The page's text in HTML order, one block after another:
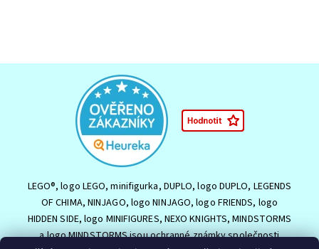
LEGO®, logo LEGO, minifigurka, DUPLO, logo DUPLO, LEGENDS
OF CHIMA, NINJAGO, logo NINJAGO, logo FRIENDS, logo
HIDDEN SIDE, logo MINIFIGURES, NEXO KNIGHTS, MINDSTORMS
a logo MINDSTORMS jsou ochranné známky společnosti